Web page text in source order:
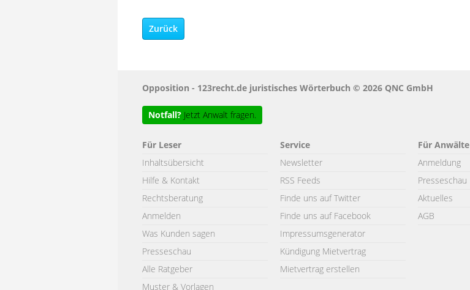
Zurück
Opposition - 123recht.de juristisches Wörterbuch © 2026 QNC GmbH
Notfall? Jetzt Anwalt fragen.
Für Leser
Inhaltsübersicht
Hilfe & Kontakt
Rechtsberatung
Anmelden
Was Kunden sagen
Presseschau
Alle Ratgeber
Muster & Vorlagen
Service
Newsletter
RSS Feeds
Finde uns auf Twitter
Finde uns auf Facebook
Impressumsgenerator
Kündigung Mietvertrag
Mietvertrag erstellen
Für Anwälte
Anmeldung
Presseschau
Aktuelles
AGB